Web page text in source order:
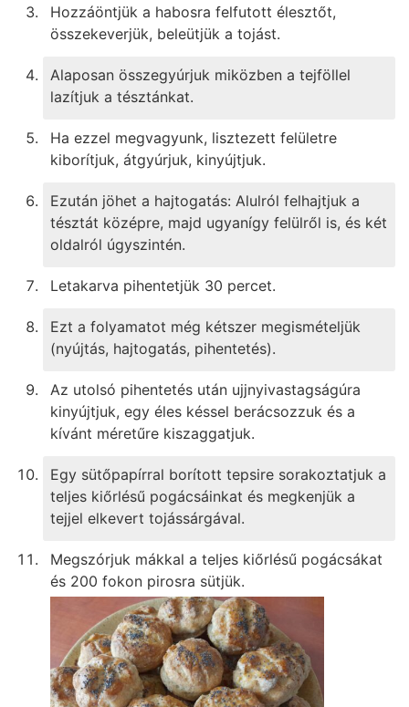
Hozzáöntjük a habosra felfutott élesztőt,
összekeverjük, beleütjük a tojást.
Alaposan összegyúrjuk miközben a tejföllel
lazítjuk a tésztánkat.
Ha ezzel megvagyunk, lisztezett felületre
kiborítjuk, átgyúrjuk, kinyújtjuk.
Ezután jöhet a hajtogatás: Alulról felhajtjuk a
tésztát középre, majd ugyanígy felülről is, és két
oldalról úgyszintén.
Letakarva pihentetjük 30 percet.
Ezt a folyamatot még kétszer megismételjük
(nyújtás, hajtogatás, pihentetés).
Az utolsó pihentetés után ujjnyivastagságúra
kinyújtjuk, egy éles késsel berácsozzuk és a
kívánt méretűre kiszaggatjuk.
Egy sütőpapírral borított tepsire sorakoztatjuk a
teljes kiőrlésű pogácsáinkat és megkenjük a
tejjel elkevert tojássárgával.
Megszórjuk mákkal a teljes kiőrlésű pogácsákat
és 200 fokon pirosra sütjük.